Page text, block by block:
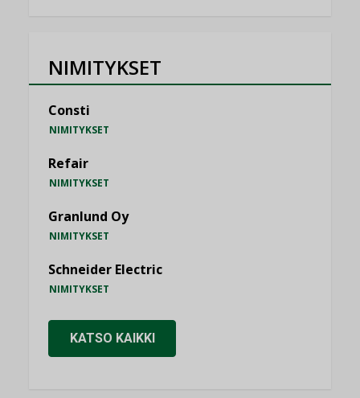
NIMITYKSET
Consti
NIMITYKSET
Refair
NIMITYKSET
Granlund Oy
NIMITYKSET
Schneider Electric
NIMITYKSET
KATSO KAIKKI